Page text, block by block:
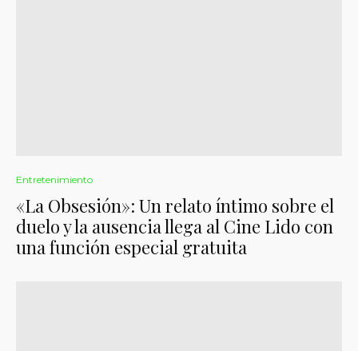
Entretenimiento
«La Obsesión»: Un relato íntimo sobre el
duelo y la ausencia llega al Cine Lido con
una función especial gratuita